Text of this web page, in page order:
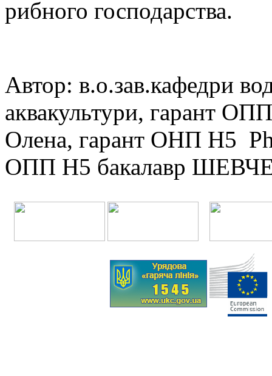
рибного господарства.
Автор: в.о.зав.кафедри
аквакультури, гарант
Олена, гарант ОНП Н5
ОПП Н5 бакалавр